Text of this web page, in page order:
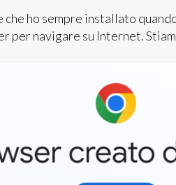
che ho sempre installato
per navigare su Internet.